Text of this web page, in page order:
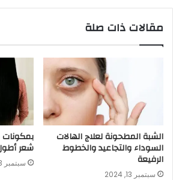
مقالات ذات صلة
الشبة المطحونة لعلاج الهالات
السوداء والتجاعيد والخطوط
الرفيعة
سبتمبر 13, 2024
شعر
سبتمبر 13, 2024